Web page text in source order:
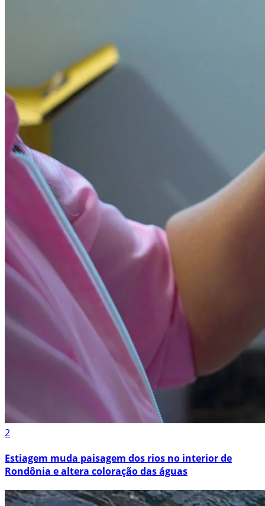
2
Estiagem muda paisagem dos rios no interior de
Rondônia e altera coloração das águas